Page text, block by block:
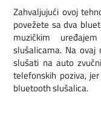
Zahvaljujući ovoj
povežete sa dva
muzičkim
slušalicama. Na
slušati na auto
telefonskih poziva,
bluetooth slušalica.